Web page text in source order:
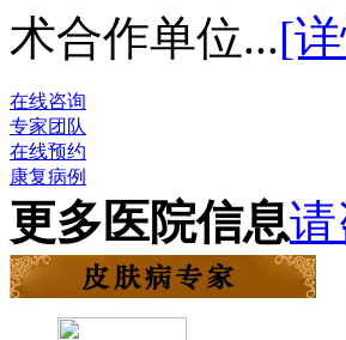
术合作单位...[
在线咨询
专家团队
在线预约
康复病例
更多医院信息